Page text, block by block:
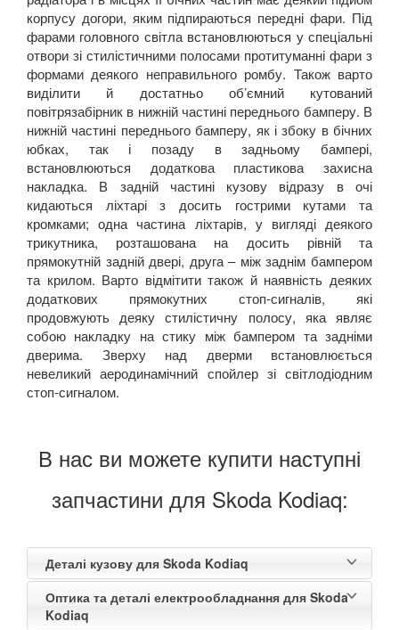
корпусу догори, яким підпираються передні фари. Під
фарами головного світла встановлюються у спеціальні
отвори зі стилістичними полосами протитуманні фари з
формами деякого неправильного ромбу. Також варто
виділити й достатньо об’ємний кутований
повітрязабірник в нижній частині переднього бамперу. В
нижній частині переднього бамперу, як і збоку в бічних
юбках, так і позаду в задньому бампері,
встановлюються додаткова пластикова захисна
накладка. В задній частині кузову відразу в очі
кидаються ліхтарі з досить гострими кутами та
кромками; одна частина ліхтарів, у вигляді деякого
трикутника, розташована на досить рівній та
прямокутній задній двері, друга – між заднім бампером
та крилом. Варто відмітити також й наявність деяких
додаткових прямокутних стоп-сигналів, які
продовжують деяку стилістичну полосу, яка являє
собою накладку на стику між бампером та задніми
дверима. Зверху над дверми встановлюється
невеликий аеродинамічний спойлер зі світлодіодним
стоп-сигналом.
В нас ви можете купити наступні
запчастини для Skoda Kodiaq:
Деталі кузову для Skoda Kodiaq
Оптика та деталі електрообладнання для Skoda
Kodiaq